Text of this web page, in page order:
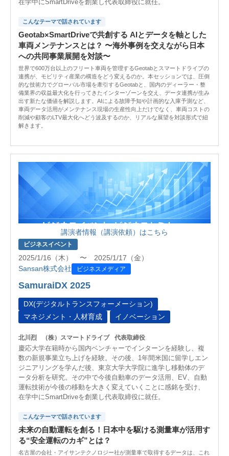
在学中にSmartDriveを創業し代表取締役に就任。
こんなテーマで話されています
Geotab×SmartDriveで共創する AIとデータを軸とした
車両メンテナンスとは？ 〜海外事例を交えながら日本
への共同事業展開を対談〜
世界で600万台以上のフリート車両を管理するGeotabとスマートドライブの
連携が、モビリティ産業の構造をどう変えるのか。本セッションでは、圧倒
的な技術力でグローバル市場を牽引するGeotabと、国内のディーラー・整
備業界の収益最大化を行ってきたインターゾーンを交え、データ連携が生み
出す新たな価値を解説します。AIによる故障予知や計画的な入庫予測など、
車両データ活用がメンテナンス現場の生産性向上だけでなく、車両コストの
削減や顧客のLTV最大化へどう波及するのか、リアルな展望を対談形式で紐
解きます。
講演者情報（講演依頼）はこちら
ビジネスイベント
2025/1/16（木） 〜 2025/1/17（金）
Sansan株式会社
ビジネスメディア
SamuraiDX 2025
DX(デジタルトランスフォーメーション)
マネジメント・人材育成
イノベーション
北川烈 （株）スマートドライブ 代表取締役
慶応大学在籍時から国内ベンチャーでインターンを経験し、複
数の新規事業立ち上げを経験。その後、1年間米国に留学しエン
ジニアリングを学んだ後、東京大学大学院に進学し移動体のデ
ータ分析を研究。その中で今後自動車のデータ活用、EV、自動
運転技術が今後の移動を大きく変えていくことに感銘を受け、
在学中にSmartDriveを創業し代表取締役に就任。
こんなテーマで話されています
未来の自動運転を創る！日本中を駆ける測量車が活用す
る“安全運転のカギ”とは？
名古屋の会社・アイサンテクノロジー社が測量車で取得するデータは、これ